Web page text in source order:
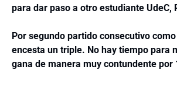
para dar paso a otro estudiante UdeC,
Por segundo partido consecutivo
encesta un triple. No hay tiempo para
gana de manera muy contundente por